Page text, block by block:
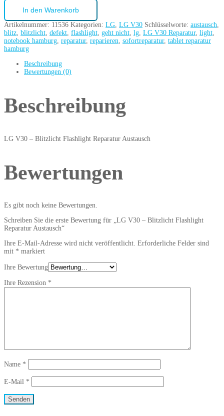
In den Warenkorb
Artikelnummer: 11536 Kategorien: LG, LG V30 Schlüsselworte: austausch,
blitz, blitzlicht, defekt, flashlight, geht nicht, lg, LG V30 Reparatur, light,
notebook hamburg, reparatur, reparieren, sofortreparatur, tablet reparatur
hamburg
Beschreibung
Bewertungen (0)
Beschreibung
LG V30 – Blitzlicht Flashlight Reparatur Austausch
Bewertungen
Es gibt noch keine Bewertungen.
Schreiben Sie die erste Bewertung für „LG V30 – Blitzlicht Flashlight
Reparatur Austausch“
Ihre E-Mail-Adresse wird nicht veröffentlicht. Erforderliche Felder sind
mit * markiert
Ihre Bewertung
Ihre Rezension *
Name *
E-Mail *